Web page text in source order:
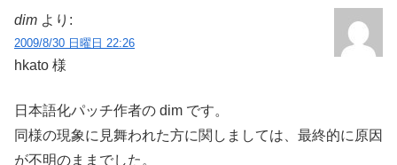
dim より:
2009/8/30 日曜日 22:26
hkato 様
日本語化パッチ作者の dim です。
同様の現象に見舞われた方に関しましては、最終的に原因
が不明のままでした。